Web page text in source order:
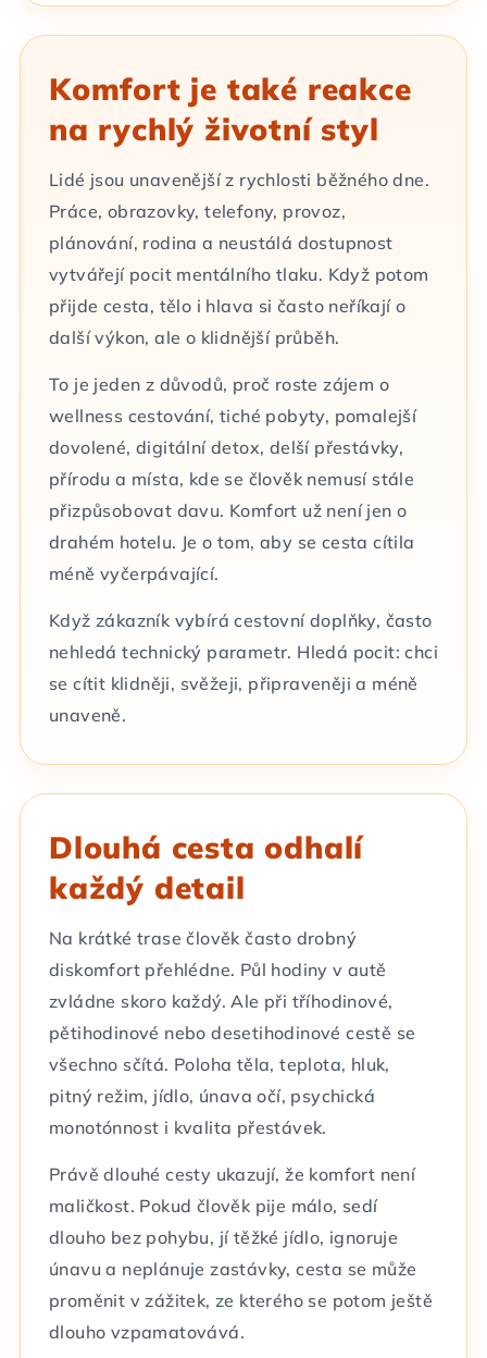
Komfort je také reakce
na rychlý životní styl
Lidé jsou unavenější z rychlosti běžného dne.
Práce, obrazovky, telefony, provoz,
plánování, rodina a neustálá dostupnost
vytvářejí pocit mentálního tlaku. Když potom
přijde cesta, tělo i hlava si často neříkají o
další výkon, ale o klidnější průběh.
To je jeden z důvodů, proč roste zájem o
wellness cestování, tiché pobyty, pomalejší
dovolené, digitální detox, delší přestávky,
přírodu a místa, kde se člověk nemusí stále
přizpůsobovat davu. Komfort už není jen o
drahém hotelu. Je o tom, aby se cesta cítila
méně vyčerpávající.
Když zákazník vybírá cestovní doplňky, často
nehledá technický parametr. Hledá pocit: chci
se cítit klidněji, svěžeji, připraveněji a méně
unaveně.
Dlouhá cesta odhalí
každý detail
Na krátké trase člověk často drobný
diskomfort přehlédne. Půl hodiny v autě
zvládne skoro každý. Ale při tříhodinové,
pětihodinové nebo desetihodinové cestě se
všechno sčítá. Poloha těla, teplota, hluk,
pitný režim, jídlo, únava očí, psychická
monotónnost i kvalita přestávek.
Právě dlouhé cesty ukazují, že komfort není
maličkost. Pokud člověk pije málo, sedí
dlouho bez pohybu, jí těžké jídlo, ignoruje
únavu a neplánuje zastávky, cesta se může
proměnit v zážitek, ze kterého se potom ještě
dlouho vzpamatovává.